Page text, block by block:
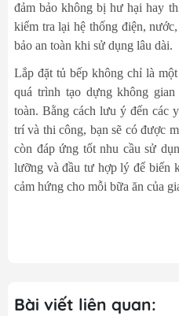
đảm bảo không bị hư hại hay
kiểm tra lại hệ thống điện,
bảo an toàn khi sử dụng lâu dài.
Lắp đặt tủ bếp không chỉ là
quá trình tạo dựng không
toàn. Bằng cách lưu ý đến các
trí và thi công, bạn sẽ có được
còn đáp ứng tốt nhu cầu sử
lưỡng và đầu tư hợp lý để biến
cảm hứng cho mỗi bữa ăn của
Bài viết liên quan: